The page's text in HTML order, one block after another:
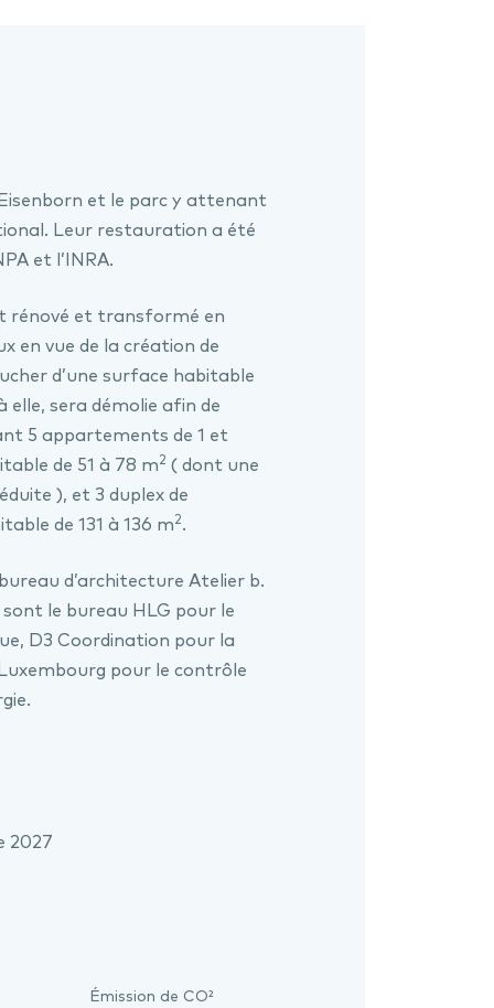
et le parc y attenant
Leur restauration a été
et l’INRA.
rénové et transformé en
en vue de la création de
d’une surface habitable
elle, sera démolie afin de
5 appartements de 1 et
de 51 à 78 m2 ( dont une
), et 3 duplex de
de 131 à 136 m2.
d’architecture Atelier b.
le bureau HLG pour le
D3 Coordination pour la
pour le contrôle
2027
Émission de CO²